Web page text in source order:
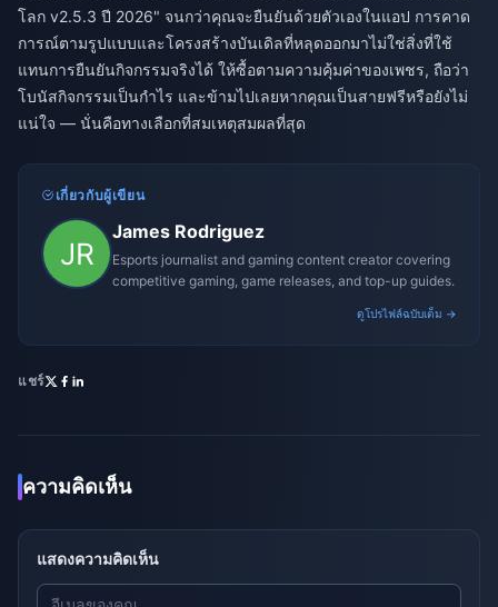
โลก v2.5.3 ปี 2026" จนกว่าคุณจะยืนยันด้วยตัวเองในแอป การคาด
การณ์ตามรูปแบบและโครงสร้างบันเดิลที่หลุดออกมาไม่ใช่สิ่งที่ใช้
แทนการยืนยันกิจกรรมจริงได้ ให้ซื้อตามความคุ้มค่าของเพชร, ถือว่า
โบนัสกิจกรรมเป็นกำไร และข้ามไปเลยหากคุณเป็นสายฟรีหรือยังไม่
แน่ใจ — นั่นคือทางเลือกที่สมเหตุสมผลที่สุด
เกี่ยวกับผู้เขียน
James Rodriguez
Esports journalist and gaming content creator covering
competitive gaming, game releases, and top-up guides.
ดูโปรไฟล์ฉบับเต็ม →
แชร์
ความคิดเห็น
แสดงความคิดเห็น